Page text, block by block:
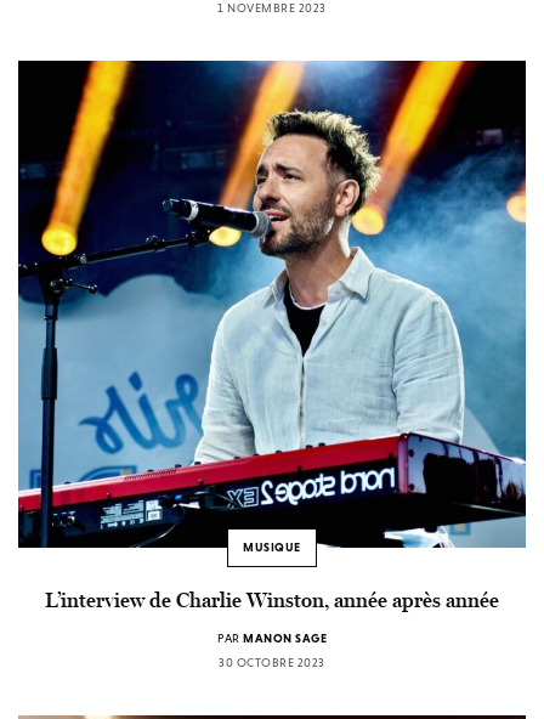
1 NOVEMBRE 2023
MUSIQUE
L’interview de Charlie Winston, année après année
PAR MANON SAGE
30 OCTOBRE 2023